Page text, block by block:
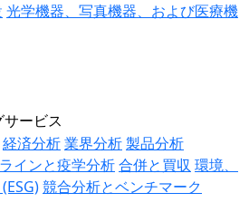
光学機器、写真機器、および医療機
ービス
経済分析業界分析製品分析
インと疫学分析合併と買収 環境、
競合分析とベンチマーク